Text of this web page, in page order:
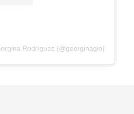
Rodríguez (@georginagio)